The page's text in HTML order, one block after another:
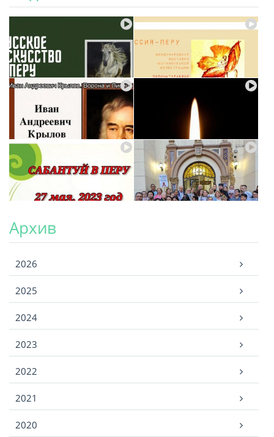
Архив
2026
2025
2024
2023
2022
2021
2020